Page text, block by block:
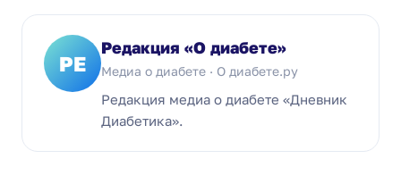
РЕ
Редакция «О диабете»
Медиа о диабете · О диабете.ру
Редакция медиа о диабете «Дневник
Диабетика».